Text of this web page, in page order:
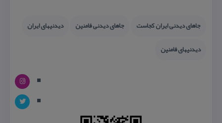
جاهای دیدنی ایران كجاست جاهای دیدنی فامنین
دیدنیهای ایران
دیدنیهای فامنین